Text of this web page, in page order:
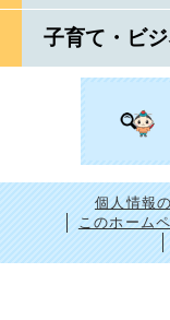
子育て・ビ
個人情報
このホーム